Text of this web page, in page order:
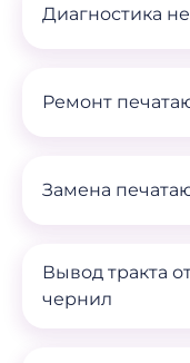
Диагностика
Ремонт
Замена
Вывод тракта
чернил